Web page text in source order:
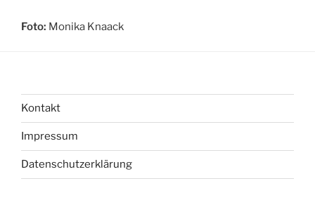
Foto: Monika Knaack
Kontakt
Impressum
Datenschutzerklärung